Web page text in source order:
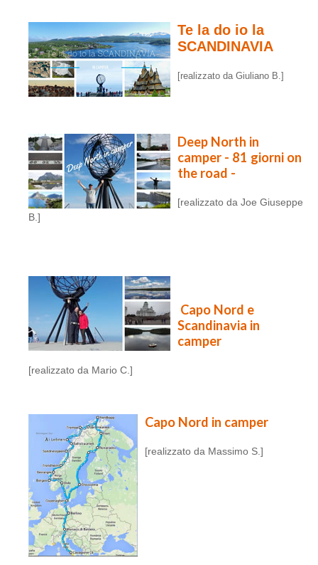
Te la do io la
SCANDINAVIA
[realizzato da Giuliano B.]
Deep North in
camper - 81 giorni on
the road -
[realizzato da Joe Giuseppe
B.]
Capo Nord e
Scandinavia in
camper
[realizzato da Mario C.]
Capo Nord in camper
[realizzato da Massimo S.]